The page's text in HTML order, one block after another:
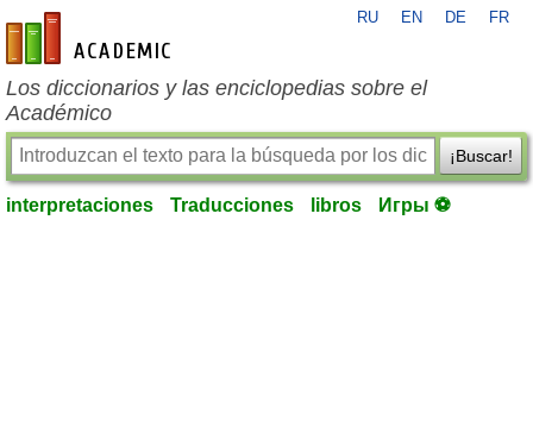
es-academic.com
RU EN DE FR
Los diccionarios y las enciclopedias sobre el
Académico
¡Buscar!
interpretaciones Traducciones libros Игры ⚽